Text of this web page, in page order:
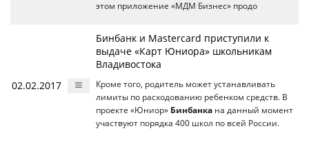
этом приложение «МДМ Бизнес» продо
02.02.2017
Бинбанк и Mastercard приступили к
выдаче «Карт Юниора» школьникам
Владивостока
Кроме того, родитель может устанавливать
лимиты по расходованию ребенком средств. В
проекте «Юниор» Бинбанка на данный момент
участвуют порядка 400 школ по всей России.